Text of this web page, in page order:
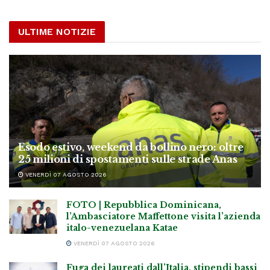
ULTIME NOTIZIE
Esodo estivo, weekend da bollino nero: oltre
25 milioni di spostamenti sulle strade Anas
VENERDÌ 07 AGOSTO 2026
FOTO | Repubblica Dominicana,
l’Ambasciatore Maffettone visita l’azienda
italo-venezuelana Katae
VENERDÌ 07 AGOSTO 2026
Fuga dei laureati dall’Italia, stipendi bassi